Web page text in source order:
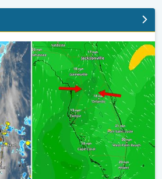
de hoy. Una historia de Florida. . .